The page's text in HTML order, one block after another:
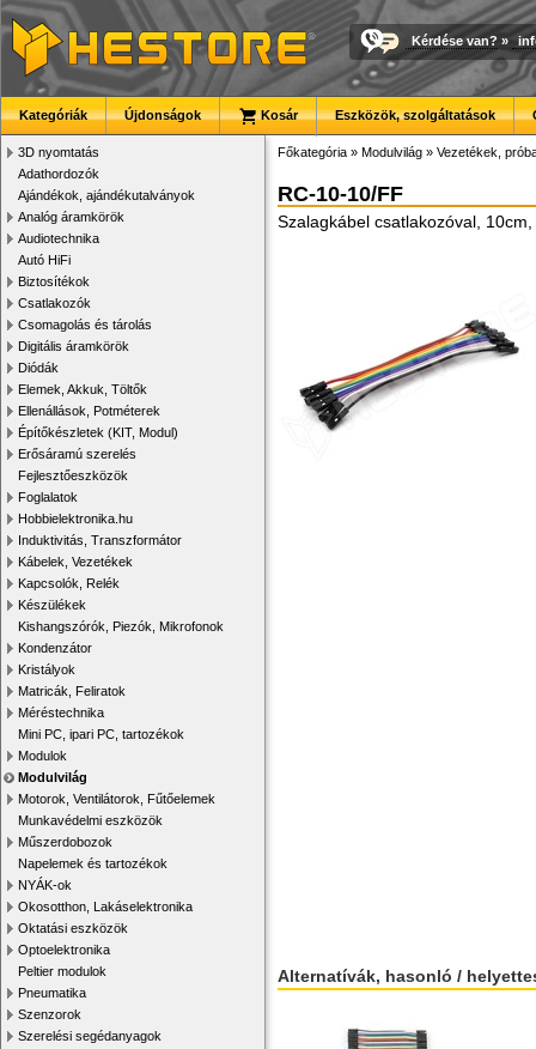
Kérdése van? »
Kategóriák Újdonságok Kosár Eszközök, szolgáltatások
3D nyomtatás
Adathordozók
Ajándékok, ajándékutalványok
Analóg áramkörök
Audiotechnika
Autó HiFi
Biztosítékok
Csatlakozók
Csomagolás és tárolás
Digitális áramkörök
Diódák
Elemek, Akkuk, Töltők
Ellenállások, Potméterek
Építőkészletek (KIT, Modul)
Erősáramú szerelés
Fejlesztőeszközök
Foglalatok
Hobbielektronika.hu
Induktivitás, Transzformátor
Kábelek, Vezetékek
Kapcsolók, Relék
Készülékek
Kishangszórók, Piezók, Mikrofonok
Kondenzátor
Kristályok
Matricák, Feliratok
Méréstechnika
Mini PC, ipari PC, tartozékok
Modulok
Modulvilág
Motorok, Ventilátorok, Fűtőelemek
Munkavédelmi eszközök
Műszerdobozok
Napelemek és tartozékok
NYÁK-ok
Okosotthon, Lakáselektronika
Oktatási eszközök
Optoelektronika
Peltier modulok
Pneumatika
Szenzorok
Szerelési segédanyagok
Főkategória » Modulvilág » Vezetékek,
RC-10-10/FF
Szalagkábel csatlakozóval,
Alternatívák, hasonló /